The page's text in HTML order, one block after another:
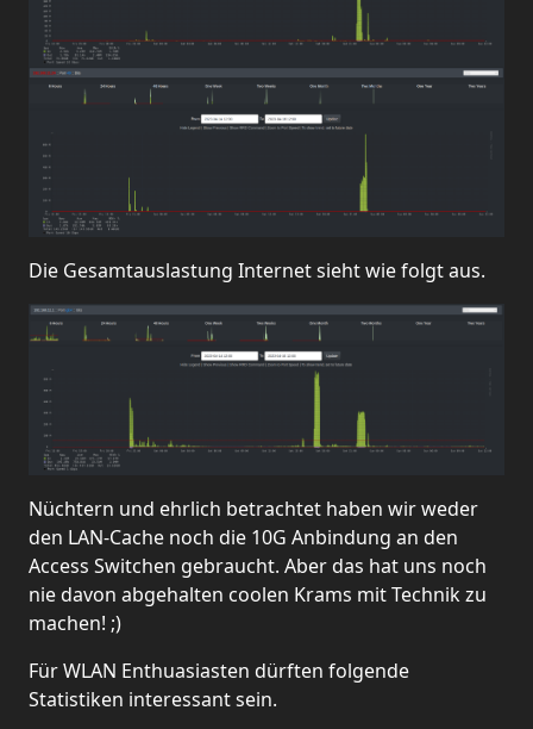
Die Gesamtauslastung Internet sieht wie folgt aus.
Nüchtern und ehrlich betrachtet haben wir weder
den LAN-Cache noch die 10G Anbindung an den
Access Switchen gebraucht. Aber das hat uns noch
nie davon abgehalten coolen Krams mit Technik zu
machen! ;)
Für WLAN Enthuasiasten dürften folgende
Statistiken interessant sein.